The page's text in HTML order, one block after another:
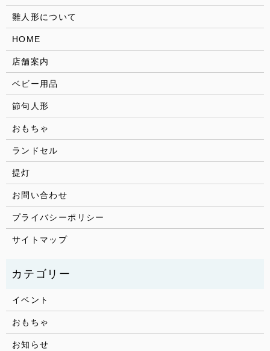
雛人形について
HOME
店舗案内
ベビー用品
節句人形
おもちゃ
ランドセル
提灯
お問い合わせ
プライバシーポリシー
サイトマップ
イベント
おもちゃ
お知らせ